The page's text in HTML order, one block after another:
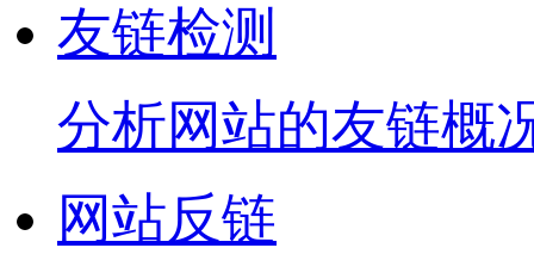
友链检测
分析网站的友链概
网站反链